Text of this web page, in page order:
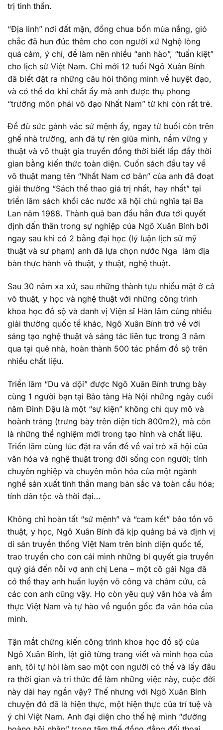
trị tinh thần.
“Địa linh” nơi đất mặn, đồng chua bốn mùa nắng, gió
chắc đã hun đúc thêm cho con người xứ Nghệ lòng
quả cảm, ý chí, để làm nên nhiều “anh hào”, “tuấn kiệt”
cho lịch sử Việt Nam. Chỉ mới 12 tuổi Ngô Xuân Bính
đã biết đặt ra những câu hỏi thông minh về huyệt đạo,
và có thể do khí chất ấy mà anh được thụ phong
“trưởng môn phái võ đạo Nhất Nam” từ khi còn rất trẻ.
Để đủ sức gánh vác sứ mệnh ấy, ngay từ buổi còn trên
ghế nhà trường, anh đã tự rèn giũa mình, nắm vững y
thuật và võ thuật gia truyền đồng thời biết lấp đầy thời
gian bằng kiến thức toàn diện. Cuốn sách đầu tay về
võ thuật mang tên “Nhất Nam cơ bản” của anh đã đoạt
giải thưởng “Sách thể thao giá trị nhất, hay nhất” tại
triển lãm sách khối các nước xã hội chủ nghĩa tại Ba
Lan năm 1988. Thành quả ban đầu hẳn đưa tới quyết
định dấn thân trong sự nghiệp của Ngô Xuân Bính bởi
ngay sau khi có 2 bằng đại học (lý luận lịch sử mỹ
thuật và sư phạm) anh đã lựa chọn nước Nga làm địa
bàn thực hành võ thuật, y thuật, nghệ thuật.
Sau 30 năm xa xứ, sau những thành tựu nhiều mặt ở cả
võ thuật, y học và nghệ thuật với những công trình
khoa học đồ sộ và danh vị Viện sĩ Hàn lâm cùng nhiều
giải thưởng quốc tế khác, Ngô Xuân Bính trở về với
sáng tạo nghệ thuật và sáng tác liên tục trong 3 năm
qua tại quê nhà, hoàn thành 500 tác phẩm đồ sộ trên
nhiều chất liệu.
Triển lãm “Du và dội” được Ngô Xuân Bính trưng bày
cùng 1 người bạn tại Bảo tàng Hà Nội những ngày cuối
năm Đinh Dậu là một “sự kiện” không chỉ quy mô và
hoành tráng (trưng bày trên diện tích 800m2), mà còn
là những thể nghiệm mới trong tạo hình và chất liệu.
Triển lãm cùng lúc đặt ra vấn đề về vai trò xã hội của
văn hóa và nghệ thuật trong đời sống con người; tính
chuyên nghiệp và chuyên môn hóa của một ngành
nghề sản xuất tinh thần mang bản sắc và toàn cầu hóa;
tính dân tộc và thời đại…
Không chỉ hoàn tất “sứ mệnh” và “cam kết” bảo tồn võ
thuật, y học, Ngô Xuân Bính đã kịp quảng bá và định vị
di sản truyền thống Việt Nam trên bình diện quốc tế,
trao truyền cho con cái mình những bí quyết gia truyền
quý giá đến nỗi vợ anh chị Lena – một cô gái Nga đã
có thể thay anh huấn luyện võ công và châm cứu, cả
các con anh cũng vậy. Họ còn yêu quý văn hóa và ẩm
thực Việt Nam và tự hào về nguồn gốc đa văn hóa của
mình.
Tận mắt chứng kiến công trình khoa học đồ sộ của
Ngô Xuân Bính, lật giở từng trang viết và minh họa của
anh, tôi tự hỏi làm sao một con người có thể và lấy đâu
ra thời gian và tri thức để làm những việc này, cuộc đời
này dài hay ngắn vậy? Thế nhưng với Ngô Xuân Bính
chuyện đó đã là hiện thực, một hiện thực của trí tuệ và
ý chí Việt Nam. Anh đại diện cho thế hệ mình “đường